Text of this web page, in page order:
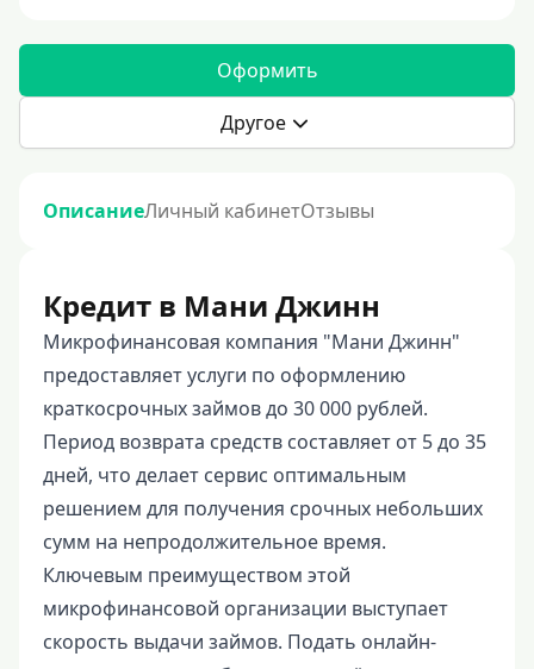
Оформить
Другое
ОписаниеЛичный кабинетОтзывы
Кредит в Мани Джинн
Микрофинансовая компания "Мани Джинн"
предоставляет услуги по оформлению
краткосрочных займов до 30 000 рублей.
Период возврата средств составляет от 5 до 35
дней, что делает сервис оптимальным
решением для получения срочных небольших
сумм на непродолжительное время.
Ключевым преимуществом этой
микрофинансовой организации выступает
скорость выдачи займов. Подать онлайн-